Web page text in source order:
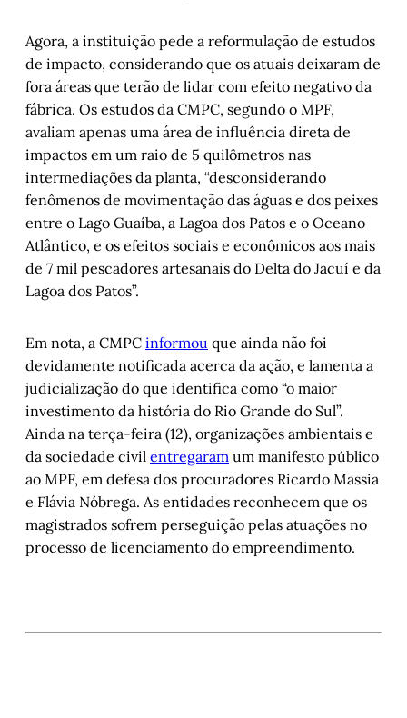
Agora, a instituição pede a reformulação de estudos
de impacto, considerando que os atuais deixaram de
fora áreas que terão de lidar com efeito negativo da
fábrica. Os estudos da CMPC, segundo o MPF,
avaliam apenas uma área de influência direta de
impactos em um raio de 5 quilômetros nas
intermediações da planta, “desconsiderando
fenômenos de movimentação das águas e dos peixes
entre o Lago Guaíba, a Lagoa dos Patos e o Oceano
Atlântico, e os efeitos sociais e econômicos aos mais
de 7 mil pescadores artesanais do Delta do Jacuí e da
Lagoa dos Patos”.
Em nota, a CMPC informou que ainda não foi
devidamente notificada acerca da ação, e lamenta a
judicialização do que identifica como “o maior
investimento da história do Rio Grande do Sul”.
Ainda na terça-feira (12), organizações ambientais e
da sociedade civil entregaram um manifesto público
ao MPF, em defesa dos procuradores Ricardo Massia
e Flávia Nóbrega. As entidades reconhecem que os
magistrados sofrem perseguição pelas atuações no
processo de licenciamento do empreendimento.